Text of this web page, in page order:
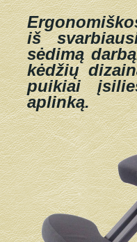
iš
sėdimą
kėdžių
puikiai
aplinką.